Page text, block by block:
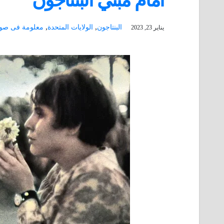
يناير 23, 2023 البنتاجون, الولايات المتحدة, معلومة فى